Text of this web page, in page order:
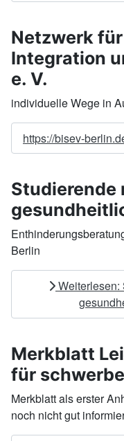
Netzwerk
Integration
e. V.
individuelle Wege in
https://bisev-
Studierende
Berlin
Weiterlesen:
Merkblatt
für
Merkblatt als erster
noch nicht gut